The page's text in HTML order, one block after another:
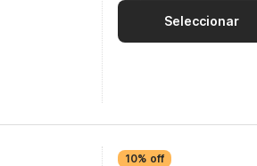
Seleccionar
10% off